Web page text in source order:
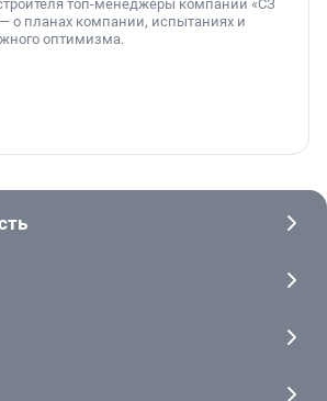
топ-менеджеры компании «СЗ
о планах компании, испытаниях и
оптимизма.